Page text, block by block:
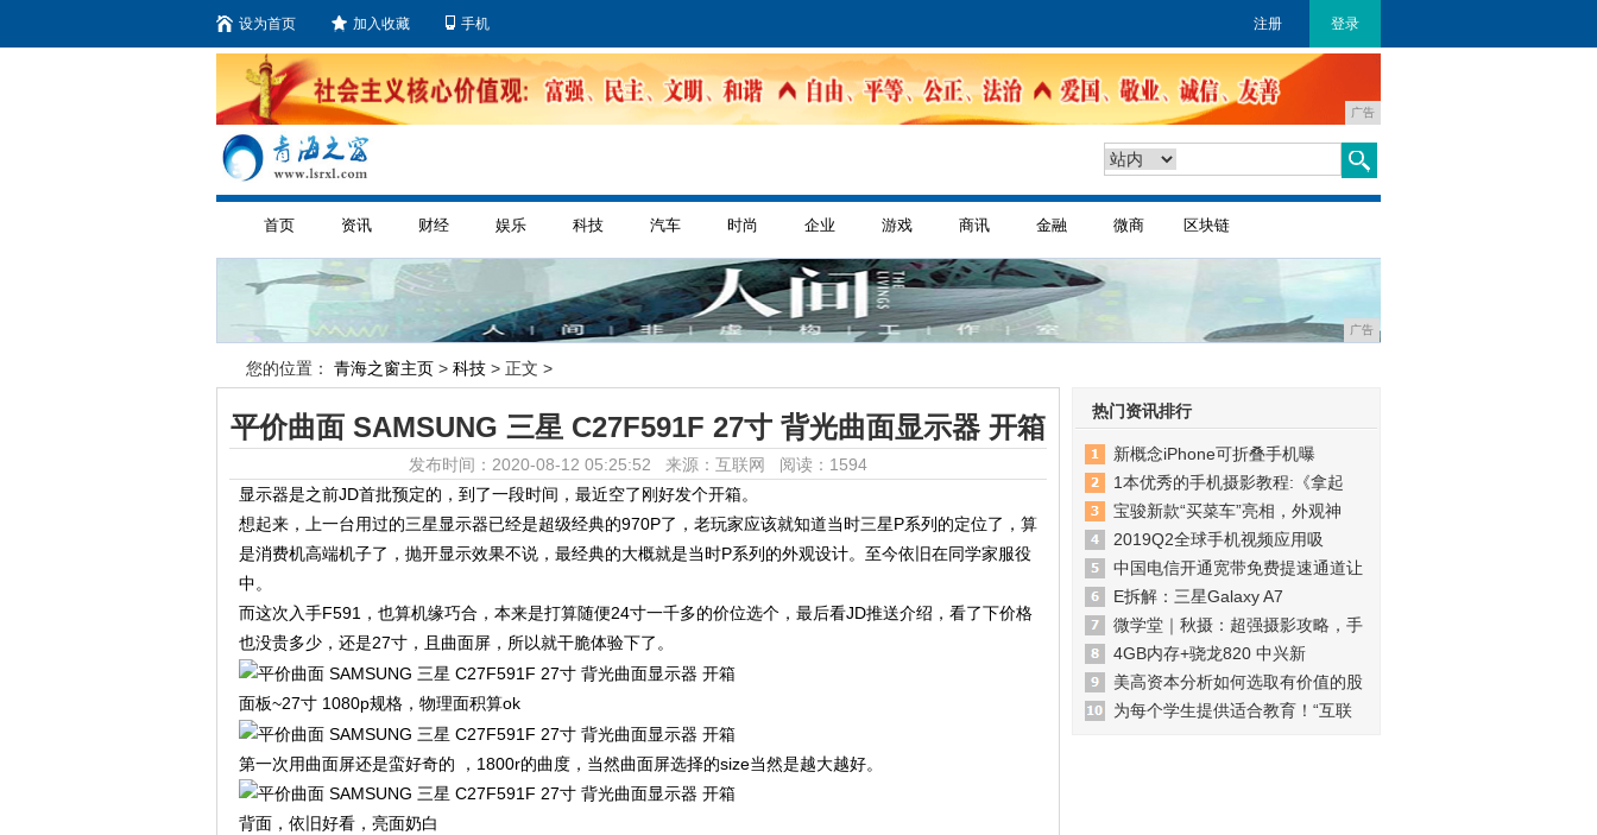
设为首页 加入收藏 手机 注册 登录
广告
首页 资讯 财经 娱乐 科技 汽车 时尚 企业 游戏 商讯 金融 微商 区块链
广告
您的位置： 青海之窗主页 > 科技 > 正文 >
平价曲面 SAMSUNG 三星 C27F591F 27寸 背光曲面显示器 开箱
发布时间：2020-08-12 05:25:52 来源：互联网 阅读：1594
显示器是之前JD首批预定的，到了一段时间，最近空了刚好发个开箱。
想起来，上一台用过的三星显示器已经是超级经典的970P了，老玩家应该就知道当时三星P系列的定位了，算
是消费机高端机子了，抛开显示效果不说，最经典的大概就是当时P系列的外观设计。至今依旧在同学家服役
中。
而这次入手F591，也算机缘巧合，本来是打算随便24寸一千多的价位选个，最后看JD推送介绍，看了下价格
也没贵多少，还是27寸，且曲面屏，所以就干脆体验下了。
面板~27寸 1080p规格，物理面积算ok
第一次用曲面屏还是蛮好奇的 ，1800r的曲度，当然曲面屏选择的size当然是越大越好。
背面，依旧好看，亮面奶白
热门资讯排行
新概念iPhone可折叠手机曝
1本优秀的手机摄影教程:《拿起
宝骏新款“买菜车”亮相，外观神
2019Q2全球手机视频应用吸
中国电信开通宽带免费提速通道让
E拆解：三星Galaxy A7
微学堂｜秋摄：超强摄影攻略，手
4GB内存+骁龙820 中兴新
美高资本分析如何选取有价值的股
为每个学生提供适合教育！“互联